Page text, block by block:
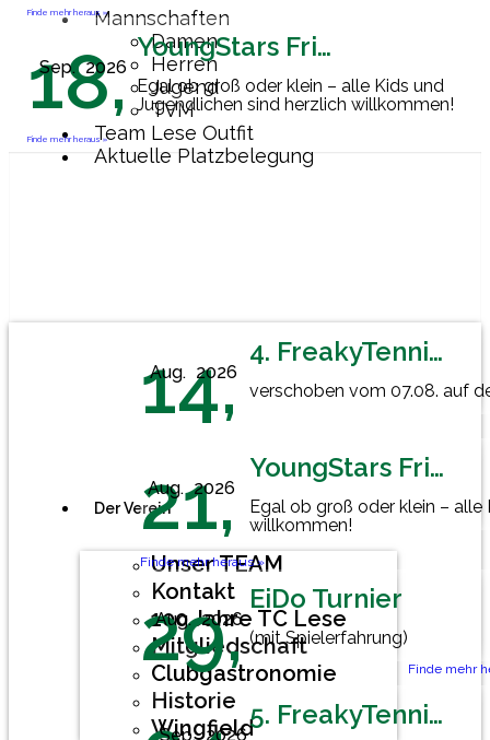
Mannschaften
Damen
Herren
Jugend
TVM
Team Lese Outfit
Aktuelle Platzbelegung
Endrunde zur Deutschen
Mannschaftsmeisterschaft der Herren
60 zu sein. Ab[…]
Finde mehr heraus »
Sep.
18,
2026
YoungStars Friday
Egal ob groß oder klein – alle Kids und
Jugendlichen sind herzlich willkommen!
Finde mehr heraus »
Der Verein
Unser TEAM
Kontakt
100 Jahre TC Lese
Mitgliedschaft
Clubgastronomie
Historie
Wingfield
Aug.
14,
2026
4. FreakyTennisFriday
verschoben vom 07.08. auf
Aug.
21,
2026
YoungStars Friday
Egal ob groß oder klein –
willkommen!
Finde mehr heraus »
Aug.
29,
2026
EiDo Turnier
(mit Spielerfahrung)
Finde mehr
Sep. 2026
5. FreakyTennisFriday